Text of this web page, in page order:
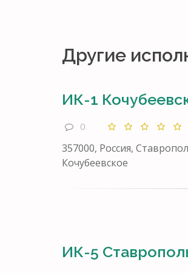
Другие
ИК-1
0
357000, Россия,
Кочубеевское
ИК-5